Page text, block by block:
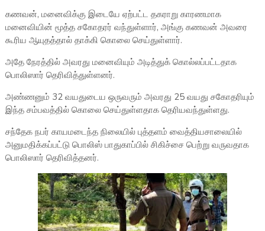
கணவன், மனைவிக்கு இடையே ஏற்பட்ட தகராறு காரணமாக
மனைவியின் மூத்த சகோதரர் வந்துள்ளார், அங்கு கணவன் அவரை
கூரிய ஆயுதத்தால் தாக்கி கொலை செய்துள்ளார்.
அதே நேரத்தில் அவரது மனைவியும் அடித்துக் கொல்லப்பட்டதாக
பொலிஸார் தெரிவித்துள்ளனர்.
அண்ணனும் 32 வயதுடைய ஒருவரும் அவரது 25 வயது சகோதரியும்
இந்த சம்பவத்தில் கொலை செய்துள்ளதாக தெரியவந்துள்ளது.
சந்தேக நபர் காயமடைந்த நிலையில் புத்தளம் வைத்தியசாலையில்
அனுமதிக்கப்பட்டு பொலிஸ் பாதுகாப்பில் சிகிச்சை பெற்று வருவதாக
பொலிஸார் தெரிவித்தனர்.